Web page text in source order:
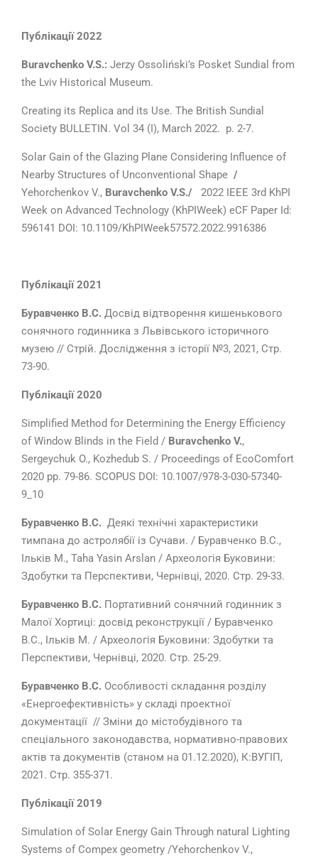
Публікації 2022
Buravchenko V.S.: Jerzy Ossoliński’s Posket Sundial from
the Lviv Historical Museum.
Creating its Replica and its Use. The British Sundial
Society BULLETIN. Vol 34 (I), March 2022. p. 2-7.
Solar Gain of the Glazing Plane Considering Influence of
Nearby Structures of Unconventional Shape /
Yehorchenkov V., Buravchenko V.S./ 2022 IEEE 3rd KhPI
Week on Advanced Technology (KhPIWeek) eCF Paper Id:
596141 DOI: 10.1109/KhPIWeek57572.2022.9916386
Публікації 2021
Буравченко В.С. Досвід відтворення кишенькового
сонячного годинника з Львівського історичного
музею // Стрій. Дослідження з історії №3, 2021, Стр.
73-90.
Публікації 2020
Simplified Method for Determining the Energy Efficiency
of Window Blinds in the Field / Buravchenko V.,
Sergeychuk O., Kozhedub S. / Proceedings of EcoComfort
2020 pp. 79-86. SCOPUS DOI: 10.1007/978-3-030-57340-
9_10
Буравченко В.С. Деякі технічні характеристики
тимпана до астролябії із Сучави. / Буравченко В.С.,
Ільків М., Taha Yasin Arslan / Археологія Буковини:
Здобутки та Перспективи, Чернівці, 2020. Стр. 29-33.
Буравченко В.С. Портативний сонячний годинник з
Малої Хортиці: досвід реконструкції / Буравченко
В.С., Ільків М. / Археологія Буковини: Здобутки та
Перспективи, Чернівці, 2020. Стр. 25-29.
Буравченко В.С. Особливості складання розділу
«Енергоефективність» у складі проектної
документації // Зміни до містобудівного та
спеціального законодавства, нормативно-правових
актів та документів (станом на 01.12.2020), К:ВУГІП,
2021. Стр. 355-371.
Публікації 2019
Simulation of Solar Energy Gain Through natural Lighting
Systems of Compex geometry /Yehorchenkov V.,